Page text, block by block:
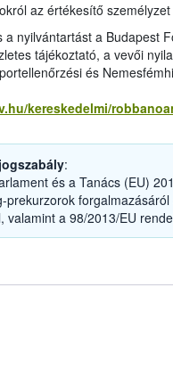
az értékesítő
a nyilvántartást a Budapest
tájékoztató, a vevői
és
kereskedelmi/
:
és a Tanács (EU)
prekurzorok
valamint a 98/2013/EU